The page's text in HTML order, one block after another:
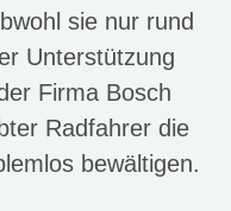
sie nur rund
Unterstützung
Firma Bosch
Radfahrer die
bewältigen.